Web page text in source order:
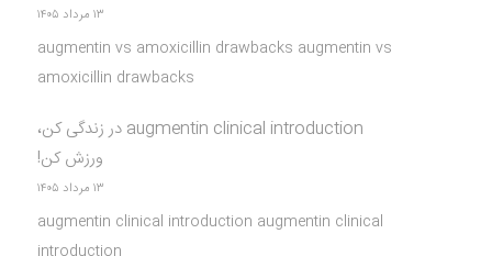
۱۳ مرداد ۱۴۰۵
augmentin vs amoxicillin drawbacks augmentin vs
amoxicillin drawbacks
augmentin clinical introduction در زندگی کن،
ورزش کن!
۱۳ مرداد ۱۴۰۵
augmentin clinical introduction augmentin clinical